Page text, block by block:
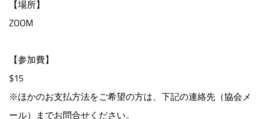
【場所】
ZOOM
【参加費】
$15
※ほかのお支払方法をご希望の方は、下記の連絡先（協会メ
ール）までお問合せください。